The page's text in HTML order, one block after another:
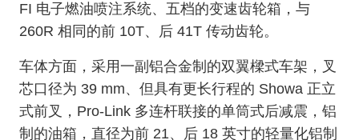
FI 电子燃油喷注系统、五档的变速齿轮箱，与
260R 相同的前 10T、后 41T 传动齿轮。
车体方面，采用一副铝合金制的双翼樑式车架，叉
芯口径为 39 mm、但具有更长行程的 Showa 正立
式前叉，Pro-Link 多连杆联接的单筒式后减震，铝
制的油箱，直径为前 21、后 18 英寸的轻量化铝制